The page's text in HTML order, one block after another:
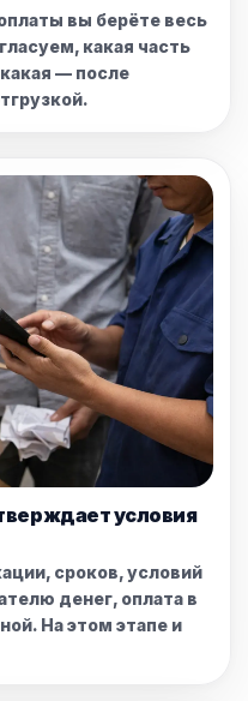
вы берёте весь
какая часть
— после
условия
сроков, условий
денег, оплата в
На этом этапе и